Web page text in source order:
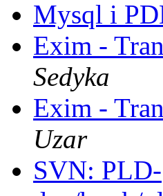
Mysql i
Exim -
Sedyka
Exim -
Uzar
SVN: PLD-